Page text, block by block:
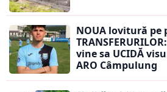
NOUA lovitură pe
vine sa UCIDĂ
ARO Câmpulung